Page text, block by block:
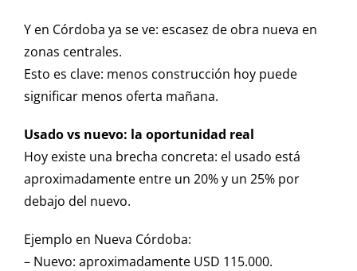
Y en Córdoba ya se ve: escasez de obra nueva en
zonas centrales.
Esto es clave: menos construcción hoy puede
significar menos oferta mañana.
Usado vs nuevo: la oportunidad real
Hoy existe una brecha concreta: el usado está
aproximadamente entre un 20% y un 25% por
debajo del nuevo.
Ejemplo en Nueva Córdoba:
– Nuevo: aproximadamente USD 115.000.